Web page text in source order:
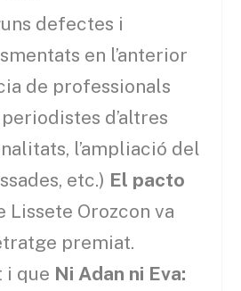
defectes i
en l’anterior
de professionals
d’altres
l’ampliació del
etc.) El pacto
Lissete Orozcon va
premiat.
i que Ni Adan ni Eva: